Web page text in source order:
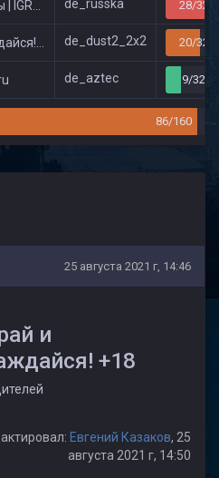
ツ █ de_russka 28/32
Classic de_dust2_2x2 20/32
de_aztec 9/32
86/160
25 августа 2021 г, 14:46
и
+18
Евгений Казаков, 25
августа 2021 г, 14:50